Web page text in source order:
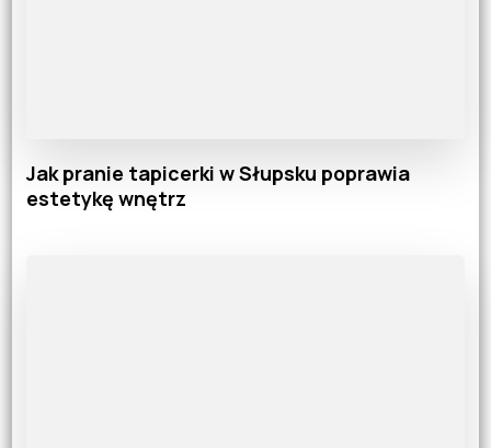
Jak pranie tapicerki w Słupsku poprawia
estetykę wnętrz